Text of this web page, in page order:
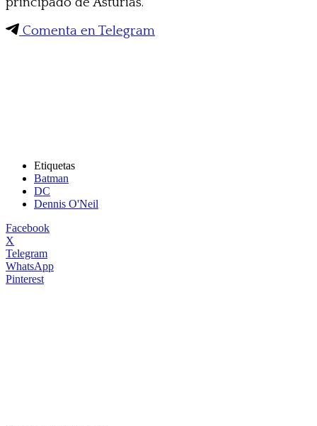
Comenta en Telegram
Etiquetas
Batman
DC
Dennis O'Neil
Facebook
X
Telegram
WhatsApp
Pinterest